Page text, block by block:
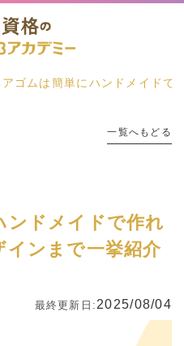
アゴムは簡単にハンドメイドで
一覧へもどる
ンドメイドで作れ
インまで一挙紹介
最終更新日:2025/08/04